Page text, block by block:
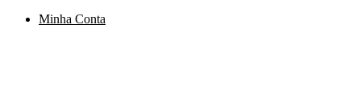
Minha Conta